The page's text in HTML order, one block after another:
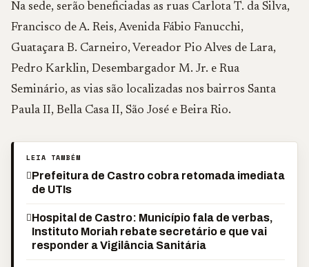
Na sede, serão beneficiadas as ruas Carlota T. da Silva,
Francisco de A. Reis, Avenida Fábio Fanucchi,
Guataçara B. Carneiro, Vereador Pio Alves de Lara,
Pedro Karklin, Desembargador M. Jr. e Rua
Seminário, as vias são localizadas nos bairros Santa
Paula II, Bella Casa II, São José e Beira Rio.
LEIA TAMBÉM
Prefeitura de Castro cobra retomada imediata
de UTIs
Hospital de Castro: Município fala de verbas,
Instituto Moriah rebate secretário e que vai
responder a Vigilância Sanitária